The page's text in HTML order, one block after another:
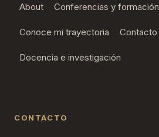
About Conferencias y formación
Conoce mi trayectoria Contacto
Docencia e investigación
CONTACTO